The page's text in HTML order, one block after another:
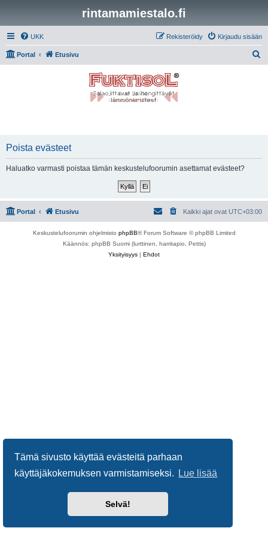
Tämä sivusto käyttää evästeitä parhaan
käyttäjäkokemuksen varmistamiseksi.
Lue lisää
Selvä!
rintamamiestalo.fi
UKK Kirjaudu sisään
Rekisteröidy
Portal Etusivu
Poista evästeet
Haluatko varmasti poistaa tämän keskustelufoorumin asettamat evästeet?
Portal Etusivu Kaikki ajat ovat UTC+03:00
Keskustelufoorumin ohjelmisto phpBB® Forum Software © phpBB Limited
Käännös: phpBB Suomi (lurttinen, harritapio, Pettis)
Yksityisyys | Ehdot